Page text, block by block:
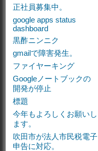
正社員募集中。
google apps status
dashboard
黒酢ニンニク
gmailで障害発生。
ファイヤーキング
Googleノートブックの
開発が停止
標題
今年もよろしくお願いし
ます。
吹田市が法人市民税電子
申告に対応。